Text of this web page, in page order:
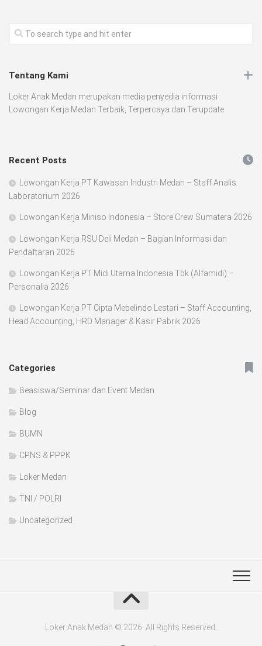
Tentang Kami
Loker Anak Medan merupakan media penyedia informasi
Lowongan Kerja Medan Terbaik, Terpercaya dan Terupdate
Recent Posts
Lowongan Kerja PT Kawasan Industri Medan – Staff Analis
Laboratorium 2026
Lowongan Kerja Miniso Indonesia – Store Crew Sumatera 2026
Lowongan Kerja RSU Deli Medan – Bagian Informasi dan
Pendaftaran 2026
Lowongan Kerja PT Midi Utama Indonesia Tbk (Alfamidi) –
Personalia 2026
Lowongan Kerja PT Cipta Mebelindo Lestari – Staff Accounting,
Head Accounting, HRD Manager & Kasir Pabrik 2026
Categories
Beasiswa/Seminar dan Event Medan
Blog
BUMN
CPNS & PPPK
Loker Medan
TNI / POLRI
Uncategorized
Loker Anak Medan © 2026. All Rights Reserved.